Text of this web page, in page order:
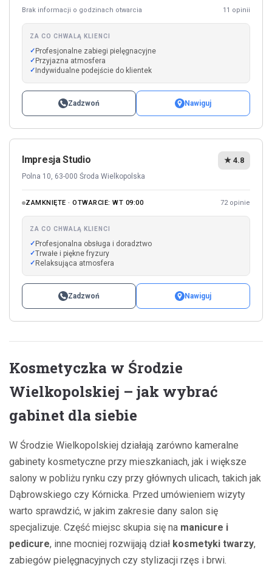
Brak informacji o godzinach otwarcia 11 opinii
ZA CO CHWALĄ KLIENCI
Profesjonalne zabiegi pielęgnacyjne
Przyjazna atmosfera
Indywidualne podejście do klientek
Zadzwoń Nawiguj
Impresja Studio
Polna 10, 63-000 Środa Wielkopolska
★ 4.8
ZAMKNIĘTE · OTWARCIE: WT 09:00 72 opinie
ZA CO CHWALĄ KLIENCI
Profesjonalna obsługa i doradztwo
Trwałe i piękne fryzury
Relaksująca atmosfera
Zadzwoń Nawiguj
Kosmetyczka w Środzie
Wielkopolskiej – jak wybrać
gabinet dla siebie
W Środzie Wielkopolskiej działają zarówno kameralne
gabinety kosmetyczne przy mieszkaniach, jak i większe
salony w pobliżu rynku czy przy głównych ulicach, takich jak
Dąbrowskiego czy Kórnicka. Przed umówieniem wizyty
warto sprawdzić, w jakim zakresie dany salon się
specjalizuje. Część miejsc skupia się na manicure i
pedicure, inne mocniej rozwijają dział kosmetyki twarzy,
zabiegów pielęgnacyjnych czy stylizacji rzęs i brwi.